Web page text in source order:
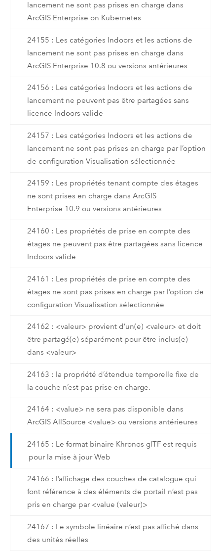
lancement ne sont pas prises en charge dans
ArcGIS Enterprise on Kubernetes
24155 : Les catégories Indoors et les actions de
lancement ne sont pas prises en charge dans
ArcGIS Enterprise 10.8 ou versions antérieures
24156 : Les catégories Indoors et les actions de
lancement ne peuvent pas être partagées sans
licence Indoors valide
24157 : Les catégories Indoors et les actions de
lancement ne sont pas prises en charge par l’option
de configuration Visualisation sélectionnée
24159 : Les propriétés tenant compte des étages
ne sont prises en charge dans ArcGIS
Enterprise 10.9 ou versions antérieures
24160 : Les propriétés de prise en compte des
étages ne peuvent pas être partagées sans licence
Indoors valide
24161 : Les propriétés de prise en compte des
étages ne sont pas prises en charge par l’option de
configuration Visualisation sélectionnée
24162 : <valeur> provient d’un(e) <valeur> et doit
être partagé(e) séparément pour être inclus(e)
dans <valeur>
24163 : la propriété d’étendue temporelle fixe de
la couche n’est pas prise en charge.
24164 : <value> ne sera pas disponible dans
ArcGIS AllSource <value> ou versions antérieures
24165 : Le format binaire Khronos glTF est requis
pour la mise à jour Web
24166 : l’affichage des couches de catalogue qui
font référence à des éléments de portail n’est pas
pris en charge par <value (valeur)>
24167 : Le symbole linéaire n’est pas affiché dans
des unités réelles